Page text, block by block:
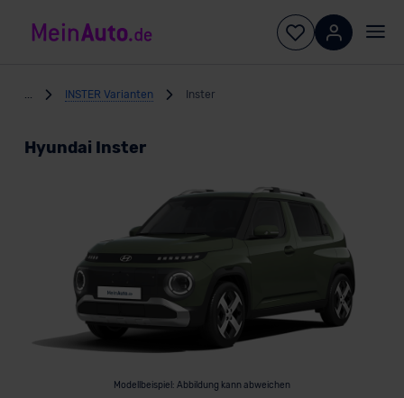
INSTER Varianten Inster
Hyundai Inster
Modellbeispiel: Abbildung kann abweichen